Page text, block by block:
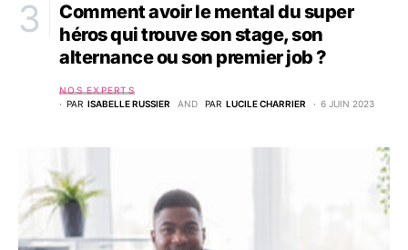
Comment avoir le mental du super
héros qui trouve son stage, son
alternance ou son premier job ?
NOS EXPERTS
PAR ISABELLE RUSSIER AND PAR LUCILE CHARRIER 6 JUIN 2023